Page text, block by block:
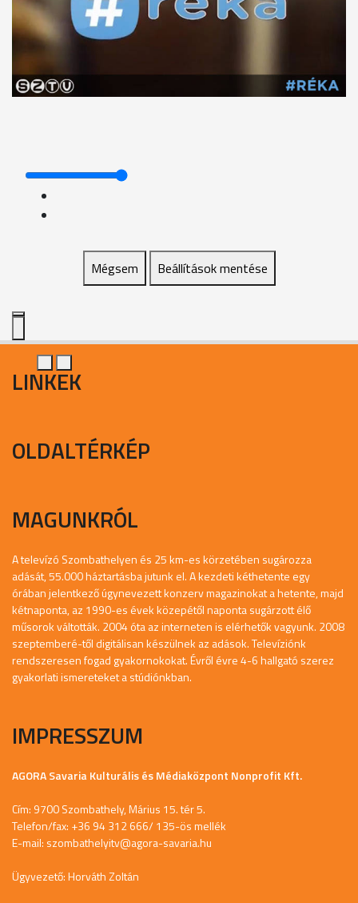
Mégsem Beállítások mentése
LINKEK
OLDALTÉRKÉP
MAGUNKRÓL
A televízó Szombathelyen és 25 km-es körzetében sugározza
adását, 55.000 háztartásba jutunk el. A kezdeti kéthetente egy
órában jelentkező úgynevezett konzerv magazinokat a hetente, majd
kétnaponta, az 1990-es évek közepétől naponta sugárzott élő
műsorok váltották. 2004 óta az interneten is elérhetők vagyunk. 2008
szeptemberé-től digitálisan készülnek az adások. Televíziónk
rendszeresen fogad gyakornokokat. Évről évre 4-6 hallgató szerez
gyakorlati ismereteket a stúdiónkban.
IMPRESSZUM
AGORA Savaria Kulturális és Médiaközpont Nonprofit Kft.
Cím: 9700 Szombathely, Márius 15. tér 5.
Telefon/fax: +36 94 312 666/ 135-ös mellék
E-mail: szombathelyitv@agora-savaria.hu
Ügyvezető: Horváth Zoltán